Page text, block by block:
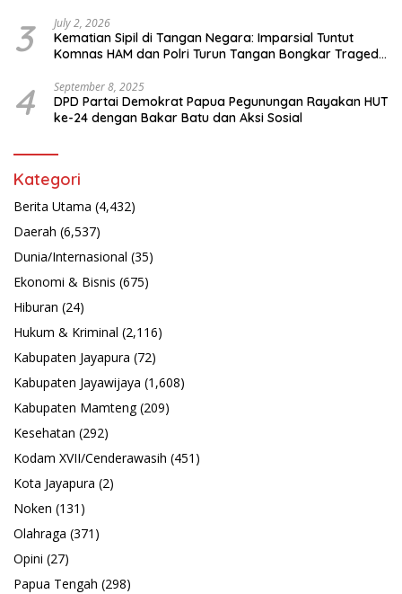
3 July 2, 2026
Kematian Sipil di Tangan Negara: Imparsial Tuntut
Komnas HAM dan Polri Turun Tangan Bongkar Tragedi
4 September 8, 2025
DPD Partai Demokrat Papua Pegunungan Rayakan HUT
ke-24 dengan Bakar Batu dan Aksi Sosial
Kategori
Berita Utama (4,432)
Daerah (6,537)
Dunia/Internasional (35)
Ekonomi & Bisnis (675)
Hiburan (24)
Hukum & Kriminal (2,116)
Kabupaten Jayapura (72)
Kabupaten Jayawijaya (1,608)
Kabupaten Mamteng(209)
Kesehatan (292)
Kodam XVII/Cenderawasih (451)
Kota Jayapura (2)
Noken (131)
Olahraga (371)
Opini (27)
Papua Tengah (298)